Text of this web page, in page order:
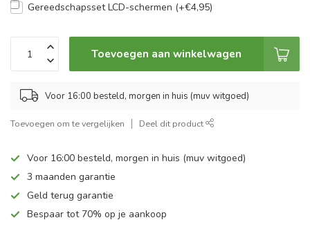
Gereedschapsset LCD-schermen (+€4,95)
Toevoegen aan winkelwagen
Voor 16:00 besteld, morgen in huis (muv witgoed)
Toevoegen om te vergelijken Deel dit product
Voor 16:00 besteld, morgen in huis (muv witgoed)
3 maanden garantie
Geld terug garantie
Bespaar tot 70% op je aankoop